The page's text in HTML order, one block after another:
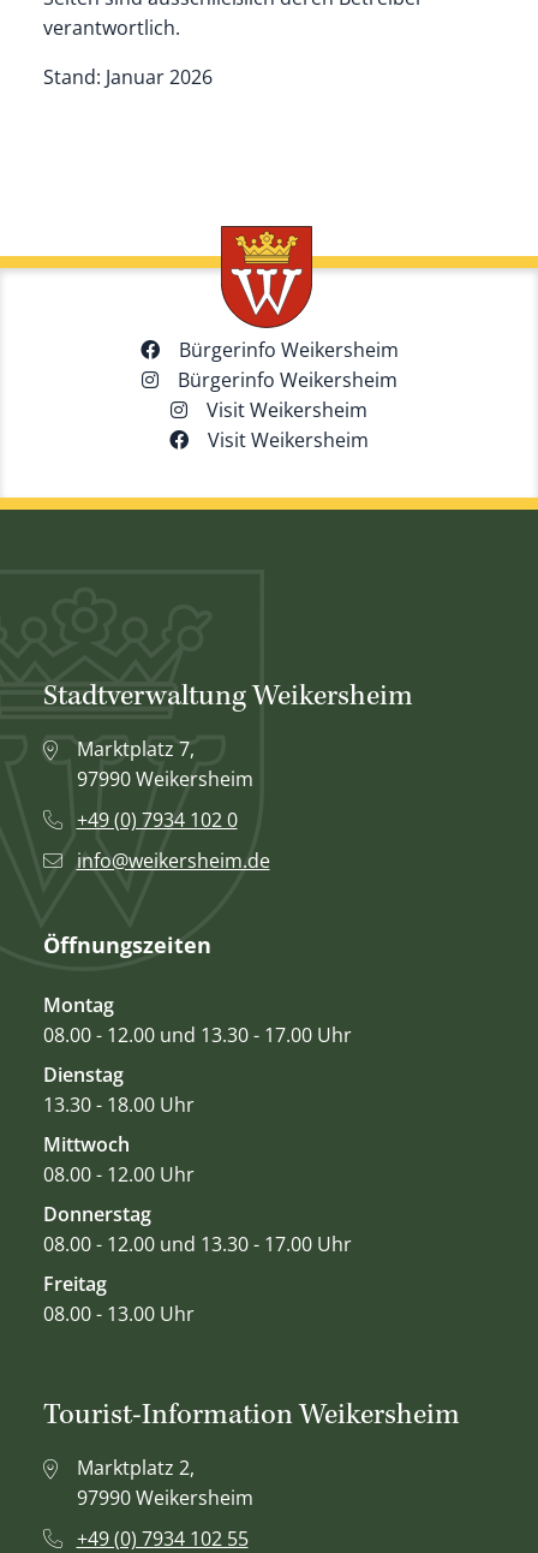
verantwortlich.
Stand: Januar 2026
Bürgerinfo Weikersheim
Bürgerinfo Weikersheim
Visit Weikersheim
Visit Weikersheim
Stadtverwaltung Weikersheim
Marktplatz 7,
97990 Weikersheim
+49 (0) 7934 102 0
info@weikersheim.de
Öffnungszeiten
Montag
08.00 - 12.00 und 13.30 - 17.00 Uhr
Dienstag
13.30 - 18.00 Uhr
Mittwoch
08.00 - 12.00 Uhr
Donnerstag
08.00 - 12.00 und 13.30 - 17.00 Uhr
Freitag
08.00 - 13.00 Uhr
Tourist-Information Weikersheim
Marktplatz 2,
97990 Weikersheim
+49 (0) 7934 102 55